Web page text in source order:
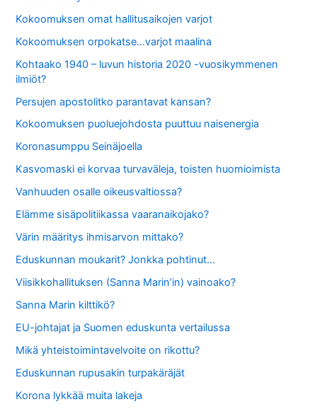
Kokoomuksen omat hallitusaikojen varjot
Kokoomuksen orpokatse…varjot maalina
Kohtaako 1940 – luvun historia 2020 -vuosikymmenen
ilmiöt?
Persujen apostolitko parantavat kansan?
Kokoomuksen puoluejohdosta puuttuu naisenergia
Koronasumppu Seinäjoella
Kasvomaski ei korvaa turvaväleja, toisten huomioimista
Vanhuuden osalle oikeusvaltiossa?
Elämme sisäpolitiikassa vaaranaikojako?
Värin määritys ihmisarvon mittako?
Eduskunnan moukarit? Jonkka pohtinut…
Viisikkohallituksen (Sanna Marin’in) vainoako?
Sanna Marin kilttikö?
EU-johtajat ja Suomen eduskunta vertailussa
Mikä yhteistoimintavelvoite on rikottu?
Eduskunnan rupusakin turpakäräjät
Korona lykkää muita lakeja